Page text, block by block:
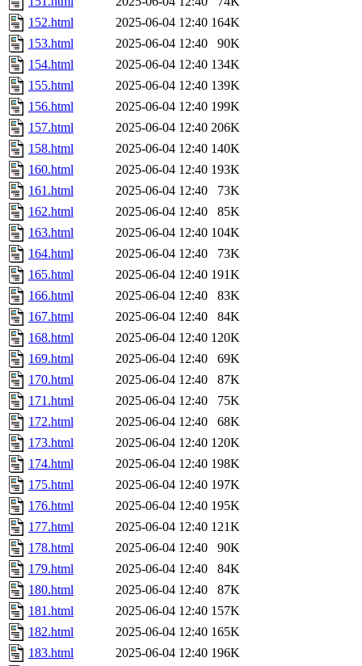
152.html
2025-06-04 12:40 164K
153.html
2025-06-04 12:40
90K
154.html
2025-06-04 12:40 134K
155.html
2025-06-04 12:40 139K
156.html
2025-06-04 12:40 199K
157.html
2025-06-04 12:40 206K
158.html
2025-06-04 12:40 140K
160.html
2025-06-04 12:40 193K
161.html
2025-06-04 12:40
73K
162.html
2025-06-04 12:40
85K
163.html
2025-06-04 12:40 104K
164.html
2025-06-04 12:40
73K
165.html
2025-06-04 12:40 191K
166.html
2025-06-04 12:40
83K
167.html
2025-06-04 12:40
84K
168.html
2025-06-04 12:40 120K
169.html
2025-06-04 12:40
69K
170.html
2025-06-04 12:40
87K
171.html
2025-06-04 12:40
75K
172.html
2025-06-04 12:40
68K
173.html
2025-06-04 12:40 120K
174.html
2025-06-04 12:40 198K
175.html
2025-06-04 12:40 197K
176.html
2025-06-04 12:40 195K
177.html
2025-06-04 12:40 121K
178.html
2025-06-04 12:40
90K
179.html
2025-06-04 12:40
84K
180.html
2025-06-04 12:40
87K
181.html
2025-06-04 12:40 157K
182.html
2025-06-04 12:40 165K
183.html
2025-06-04 12:40 196K